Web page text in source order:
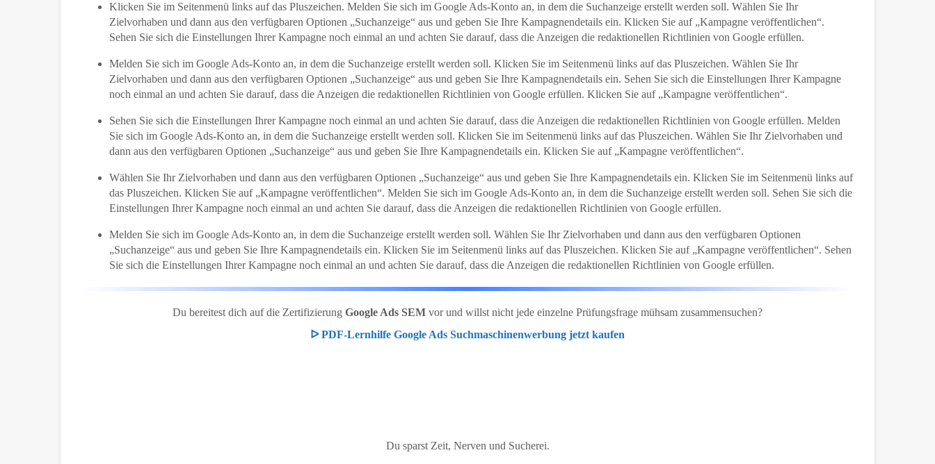
Klicken Sie im Seitenmenü links auf das Pluszeichen. Melden Sie sich im Google Ads-Konto an, in dem die Suchanzeige erstellt werden soll. Wählen Sie Ihr
Zielvorhaben und dann aus den verfügbaren Optionen „Suchanzeige“ aus und geben Sie Ihre Kampagnendetails ein. Klicken Sie auf „Kampagne veröffentlichen“.
Sehen Sie sich die Einstellungen Ihrer Kampagne noch einmal an und achten Sie darauf, dass die Anzeigen die redaktionellen Richtlinien von Google erfüllen.
Melden Sie sich im Google Ads-Konto an, in dem die Suchanzeige erstellt werden soll. Klicken Sie im Seitenmenü links auf das Pluszeichen. Wählen Sie Ihr
Zielvorhaben und dann aus den verfügbaren Optionen „Suchanzeige“ aus und geben Sie Ihre Kampagnendetails ein. Sehen Sie sich die Einstellungen Ihrer Kampagne
noch einmal an und achten Sie darauf, dass die Anzeigen die redaktionellen Richtlinien von Google erfüllen. Klicken Sie auf „Kampagne veröffentlichen“.
Sehen Sie sich die Einstellungen Ihrer Kampagne noch einmal an und achten Sie darauf, dass die Anzeigen die redaktionellen Richtlinien von Google erfüllen. Melden
Sie sich im Google Ads-Konto an, in dem die Suchanzeige erstellt werden soll. Klicken Sie im Seitenmenü links auf das Pluszeichen. Wählen Sie Ihr Zielvorhaben und
dann aus den verfügbaren Optionen „Suchanzeige“ aus und geben Sie Ihre Kampagnendetails ein. Klicken Sie auf „Kampagne veröffentlichen“.
Wählen Sie Ihr Zielvorhaben und dann aus den verfügbaren Optionen „Suchanzeige“ aus und geben Sie Ihre Kampagnendetails ein. Klicken Sie im Seitenmenü links auf
das Pluszeichen. Klicken Sie auf „Kampagne veröffentlichen“. Melden Sie sich im Google Ads-Konto an, in dem die Suchanzeige erstellt werden soll. Sehen Sie sich die
Einstellungen Ihrer Kampagne noch einmal an und achten Sie darauf, dass die Anzeigen die redaktionellen Richtlinien von Google erfüllen.
Melden Sie sich im Google Ads-Konto an, in dem die Suchanzeige erstellt werden soll. Wählen Sie Ihr Zielvorhaben und dann aus den verfügbaren Optionen
„Suchanzeige“ aus und geben Sie Ihre Kampagnendetails ein. Klicken Sie im Seitenmenü links auf das Pluszeichen. Klicken Sie auf „Kampagne veröffentlichen“. Sehen
Sie sich die Einstellungen Ihrer Kampagne noch einmal an und achten Sie darauf, dass die Anzeigen die redaktionellen Richtlinien von Google erfüllen.
Du bereitest dich auf die Zertifizierung Google Ads SEM vor und willst nicht jede einzelne Prüfungsfrage mühsam zusammensuchen?
ᐅ PDF-Lernhilfe Google Ads Suchmaschinenwerbung jetzt kaufen
Du sparst Zeit, Nerven und Sucherei.